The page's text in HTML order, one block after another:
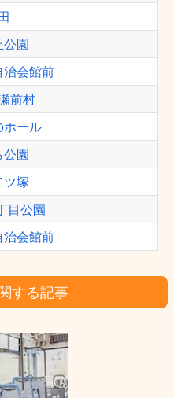
公園
治会館前
前村
ホール
公園
ツ塚
目公園
治会館前
する記事